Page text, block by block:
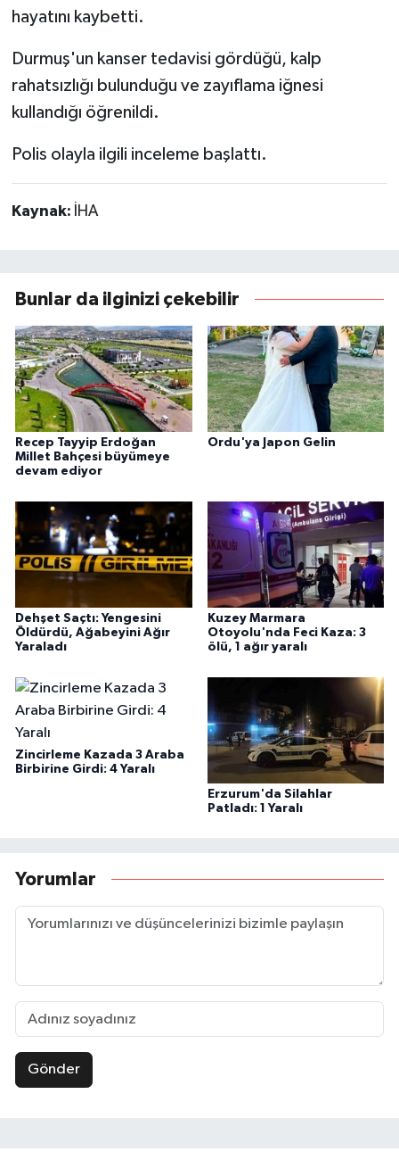
hayatını kaybetti.
Durmuş'un kanser tedavisi gördüğü, kalp
rahatsızlığı bulunduğu ve zayıflama iğnesi
kullandığı öğrenildi.
Polis olayla ilgili inceleme başlattı.
Kaynak: İHA
Bunlar da ilginizi çekebilir
Recep Tayyip Erdoğan
Millet Bahçesi büyümeye
devam ediyor
Ordu'ya Japon Gelin
Dehşet Saçtı: Yengesini
Öldürdü, Ağabeyini Ağır
Yaraladı
Kuzey Marmara
Otoyolu'nda Feci Kaza: 3
ölü, 1 ağır yaralı
Zincirleme Kazada 3 Araba
Birbirine Girdi: 4 Yaralı
Erzurum'da Silahlar
Patladı: 1 Yaralı
Yorumlar
Gönder